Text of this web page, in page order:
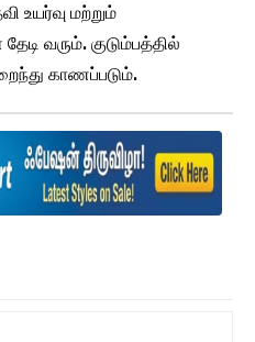
உயர்வு மற்றும்
வரும். குடும்பத்தில்
காணப்படும்.